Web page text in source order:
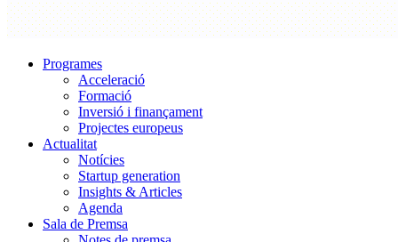
Programes
Acceleració
Formació
Inversió i finançament
Projectes europeus
Actualitat
Notícies
Startup generation
Insights & Articles
Agenda
Sala de Premsa